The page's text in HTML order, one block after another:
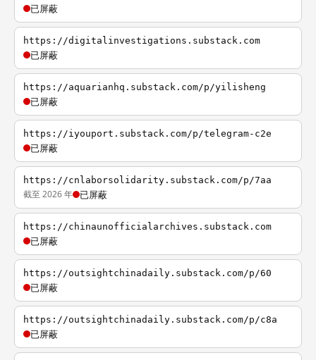
已屏蔽
https://digitalinvestigations.substack.com
已屏蔽
https://aquarianhq.substack.com/p/yilisheng
已屏蔽
https://iyouport.substack.com/p/telegram-c2e
已屏蔽
https://cnlaborsolidarity.substack.com/p/7aa
截至 2026 年 已屏蔽
https://chinaunofficialarchives.substack.com
已屏蔽
https://outsightchinadaily.substack.com/p/60
已屏蔽
https://outsightchinadaily.substack.com/p/c8a
已屏蔽